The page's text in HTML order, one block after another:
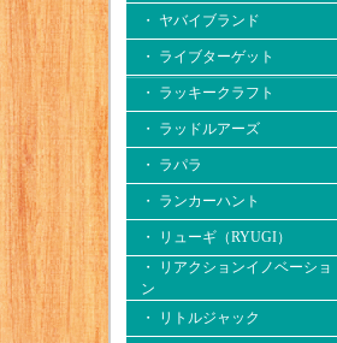
・ ヤバイブランド
・ ライブターゲット
・ ラッキークラフト
・ ラッドルアーズ
・ ラパラ
・ ランカーハント
・ リューギ（RYUGI）
・ リアクションイノベーショ
ン
・ リトルジャック